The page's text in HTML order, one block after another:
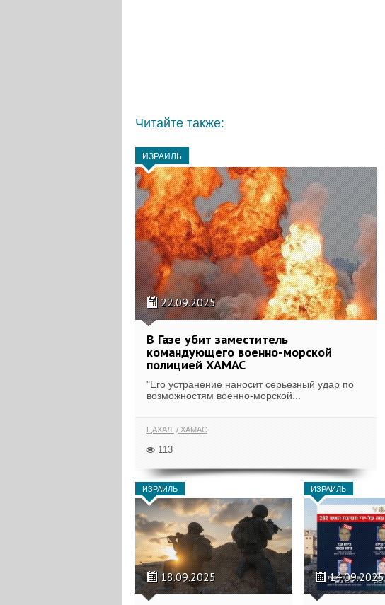
Читайте также:
ИЗРАИЛЬ
22.09.2025
В Газе убит заместитель
командующего военно-морской
полицией ХАМАС
"Его устранение наносит серьезный удар по
возможностям военно-морской...
ЦАХАЛ ХАМАС
113
ИЗРАИЛЬ
18.09.2025
ИЗРАИЛЬ
14.09.2025